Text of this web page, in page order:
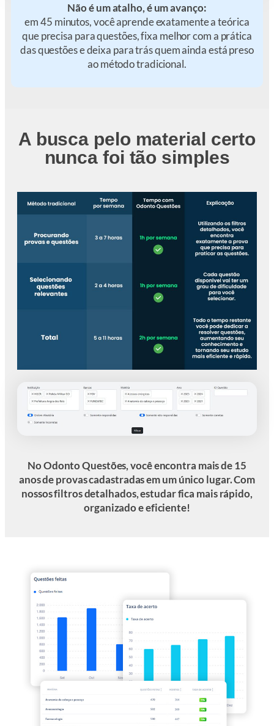
Não é um atalho, é um avanço:
em 45 minutos, você aprende exatamente a teórica
que precisa para questões, fixa melhor com a prática
das questões e deixa para trás quem ainda está preso
ao método tradicional.
A busca pelo material certo
nunca foi tão simples
No Odonto Questões, você encontra mais de 15
anos de provas cadastradas em um único lugar. Com
nossos filtros detalhados, estudar fica mais rápido,
organizado e eficiente!